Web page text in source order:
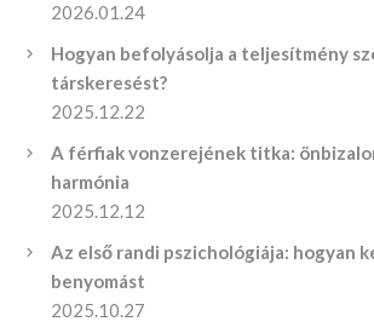
2026.01.24
Hogyan befolyásolja a teljesítmény
társkeresést?
2025.12.22
A férfiak vonzerejének titka:
harmónia
2025.12.12
Az első randi pszichológiája: hogyan
benyomást
2025.10.27